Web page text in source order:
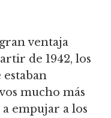
ventaja
de 1942, los
estaban
mucho más
empujar a los